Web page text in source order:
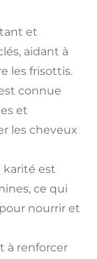
et
aidant à
les frisottis.
connue
et
les cheveux
karité est
ce qui
nourrir et
à renforcer